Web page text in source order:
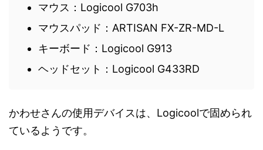
マウス：Logicool G703h
マウスパッド：ARTISAN ‎FX-ZR-MD-L
キーボード：Logicool G913
ヘッドセット：Logicool G433RD
かわせさんの使用デバイスは、Logicoolで固められ
ているようです。